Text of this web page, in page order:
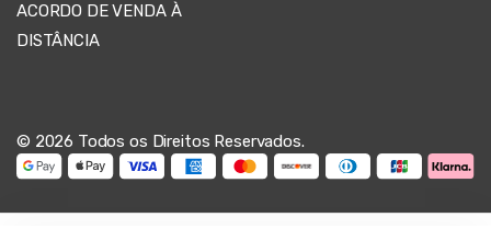
ACORDO DE VENDA À
DISTÂNCIA
© 2026 Todos os Direitos Reservados.